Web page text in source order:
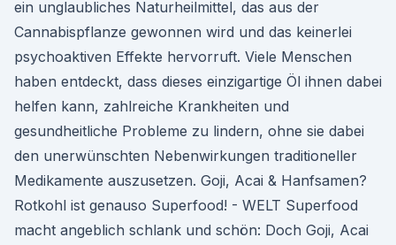
ein unglaubliches Naturheilmittel, das aus der
Cannabispflanze gewonnen wird und das keinerlei
psychoaktiven Effekte hervorruft. Viele Menschen
haben entdeckt, dass dieses einzigartige Öl ihnen dabei
helfen kann, zahlreiche Krankheiten und
gesundheitliche Probleme zu lindern, ohne sie dabei
den unerwünschten Nebenwirkungen traditioneller
Medikamente auszusetzen. Goji, Acai & Hanfsamen?
Rotkohl ist genauso Superfood! - WELT Superfood
macht angeblich schlank und schön: Doch Goji, Acai